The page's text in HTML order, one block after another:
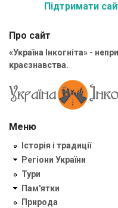
Підтримати
Про сайт
«Україна Інкогніта» -
краєзнавства.
Меню
Історія і традиції
Регіони України
Тури
Пам'ятки
Природа